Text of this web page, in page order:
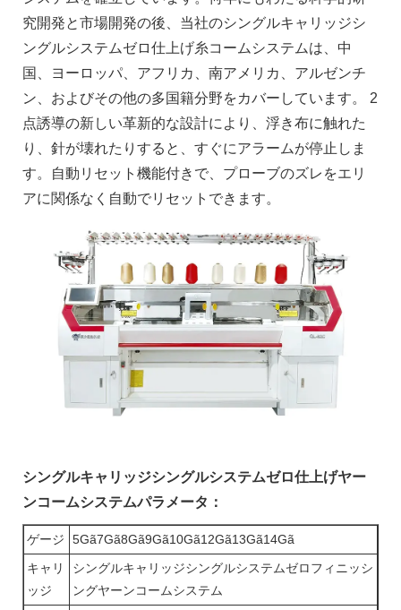
究開発と市場開発の後、当社のシングルキャリッジシ
ングルシステムゼロ仕上げ糸コームシステムは、中
国、ヨーロッパ、アフリカ、南アメリカ、アルゼンチ
ン、およびその他の多国籍分野をカバーしています。 2
点誘導の新しい革新的な設計により、浮き布に触れた
り、針が壊れたりすると、すぐにアラームが停止しま
す。自動リセット機能付きで、プローブのズレをエリ
アに関係なく自動でリセットできます。
シングルキャリッジシングルシステムゼロ仕上げヤー
ンコームシステムパラメータ：
ゲージ
5Gã7Gã8Gã9Gã10Gã12Gã13Gã14Gã
キャリ
ッジ
シングルキャリッジシングルシステムゼロフィニッシ
ングヤーンコームシステム